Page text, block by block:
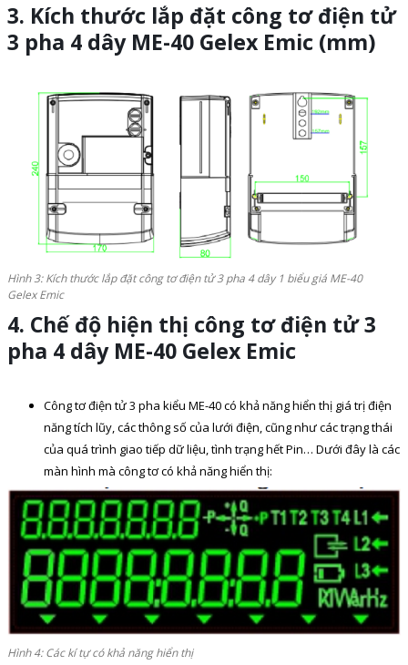
3. Kích thước lắp đặt công tơ điện tử
3 pha 4 dây ME-40 Gelex Emic (mm)
Hình 3: Kích thước lắp đặt công tơ điện tử 3 pha 4 dây 1 biểu giá ME-40
Gelex Emic
4. Chế độ hiện thị công tơ điện tử3
pha 4 dây ME-40 Gelex Emic
Công tơ điện tử 3 pha kiểu ME-40 có khả năng hiển thị giá trị điện
năng tích lũy, các thông số của lưới điện, cũng như các trạng thái
của quá trình giao tiếp dữ liệu, tình trạng hết Pin… Dưới đây là các
màn hình mà công tơ có khả năng hiển thị:
Hình 4: Các kí tự có khả năng hiển thị